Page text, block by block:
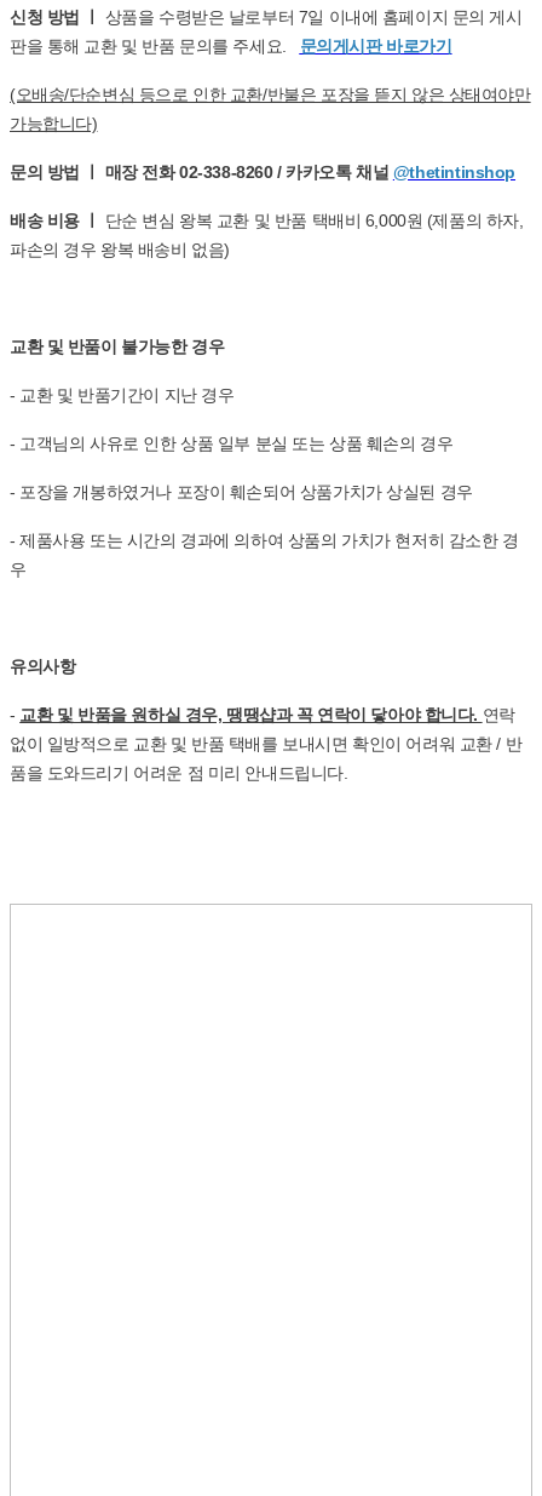
신청 방법 ㅣ 상품을 수령받은 날로부터 7일 이내에 홈페이지 문의 게시
판을 통해 교환 및 반품 문의를 주세요. 문의게시판 바로가기
(오배송/단순변심 등으로 인한 교환/반불은 포장을 뜯지 않은 상태여야만
가능합니다)
문의 방법 ㅣ 매장 전화 02-338-8260 / 카카오톡 채널 @thetintinshop
배송 비용 ㅣ
단순 변심 왕복 교환 및 반품 택배비 6,000원 (제품의 하자,
파손의 경우 왕복 배송비 없음)
교환 및 반품이 불가능한 경우
- 교환 및 반품기간이 지난 경우
- 고객님의 사유로 인한 상품 일부 분실 또는 상품 훼손의 경우
- 포장을 개봉하였거나 포장이 훼손되어 상품가치가 상실된 경우
- 제품사용 또는 시간의 경과에 의하여 상품의 가치가 현저히 감소한 경
우
유의사항
- 교환 및 반품을 원하실 경우, 땡땡샵과 꼭 연락이 닿아야 합니다. 연락
없이 일방적으로 교환 및 반품 택배를 보내시면 확인이 어려워 교환 / 반
품을 도와드리기 어려운 점 미리 안내드립니다.